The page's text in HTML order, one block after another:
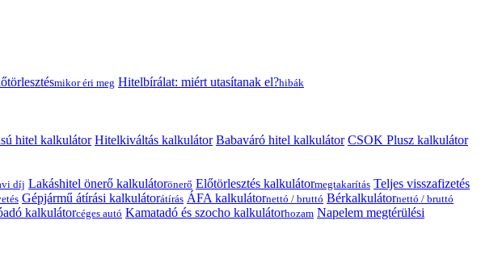
mikor éri meg Hitelbírálat: miért utasítanak el?hibák
hitel kalkulátor Hitelkiváltás kalkulátor Babaváró hitel kalkulátor CSOK Plusz kalkulátor
díj Lakáshitel önerő kalkulátorönerő Előtörlesztés kalkulátormegtakarítás Teljes visszafizetés
Gépjármű átírási kalkulátorátírás ÁFA kalkulátornettó / bruttó Bérkalkulátornettó / bruttó
kalkulátorcéges autó Kamatadó és szocho kalkulátorhozam Napelem megtérülési